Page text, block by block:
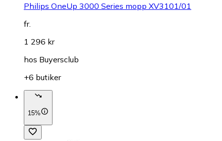
Philips OneUp 3000 Series mopp XV3101/01
fr.
1 296 kr
hos Buyersclub
+6 butiker
15%